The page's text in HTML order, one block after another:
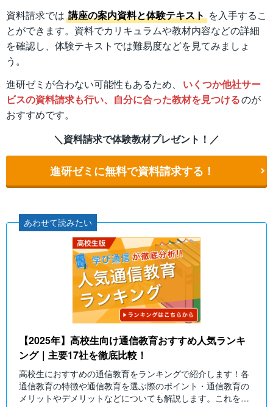
資料請求では 講座の案内資料と体験テキスト を入手するこ
とができます。資料でカリキュラムや教材内容などの詳細
を確認し、体験テキストでは難易度などを見てみましょ
う。
進研ゼミが合わない可能性もあるため、
いくつか他社サー
ビスの資料請求も行い、自分に合った教材を見つけるのが
おすすめです。
＼資料請求で体験教材プレゼント！／
進研ゼミに無料で資料請求する！
あわせて読みたい
【2025年】高校生向け通信教育おすすめ人気ランキ
ング｜主要17社を徹底比較！
高校生におすすめの通信教育をランキングで紹介します！各
通信教育の特徴や通信教育を選ぶ際のポイント・通信教育の
メリットやデメリットなどについても解説します。これを読